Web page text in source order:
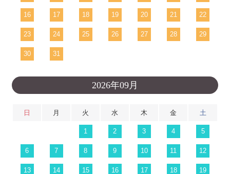
16 17 18 19 20 21 22
23 24 25 26 27 28 29
30 31
2026年09月
日 月 火 水 木 金 土
1 2 3 4 5
6 7 8 9 10 11 12
13 14 15 16 17 18 19